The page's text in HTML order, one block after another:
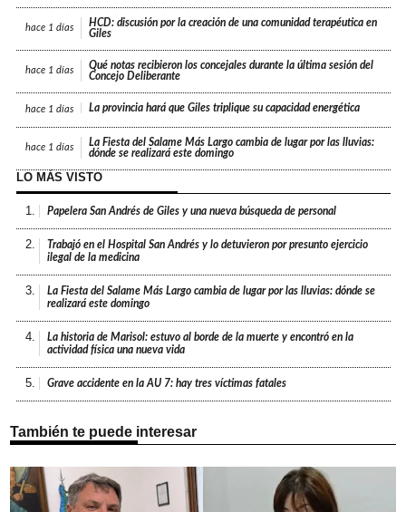
hace 1 días
HCD: discusión por la creación de una comunidad terapéutica en
Giles
hace 1 días
Qué notas recibieron los concejales durante la última sesión del
Concejo Deliberante
hace 1 días La provincia hará que Giles triplique su capacidad energética
hace 1 días
La Fiesta del Salame Más Largo cambia de lugar por las lluvias:
dónde se realizará este domingo
LO MÁS VISTO
1. Papelera San Andrés de Giles y una nueva búsqueda de personal
2.
Trabajó en el Hospital San Andrés y lo detuvieron por presunto ejercicio
ilegal de la medicina
3.
La Fiesta del Salame Más Largo cambia de lugar por las lluvias: dónde se
realizará este domingo
4.
La historia de Marisol: estuvo al borde de la muerte y encontró en la
actividad física una nueva vida
5. Grave accidente en la AU 7: hay tres víctimas fatales
También te puede interesar